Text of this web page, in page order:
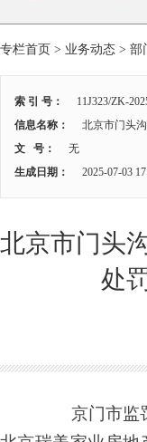
专栏首页 > 业务动态 > 部
索 引 号： 11J323/ZK-
信息名称：
北京市门头
文 号：
无
生成日期：
2025-07-03
北京市门头
处
京门市监